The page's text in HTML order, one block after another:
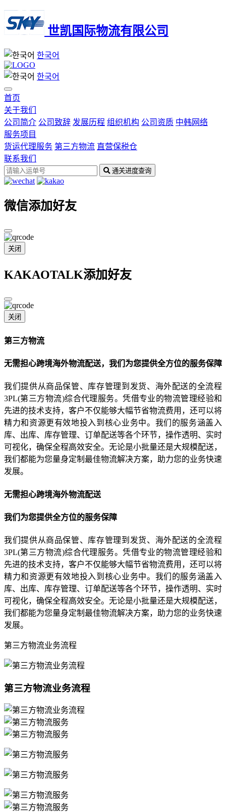
世凯国际物流有限公司
한국어
한국어
首页
关于我们
公司简介 公司致辞 发展历程 组织机构 公司资质 中韩网络
服务项目
货运代理服务 第三方物流 直营保税仓
联系我们
通关进度查询
微信添加好友
关闭
KAKAOTALK添加好友
关闭
第三方物流
无需担心跨境海外物流配送，我们为您提供全方位的服务保障
我们提供从商品保管、库存管理到发货、海外配送的全流程
3PL(第三方物流)综合代理服务。凭借专业的物流管理经验和
先进的技术支持，客户不仅能够大幅节省物流费用，还可以将
精力和资源更有效地投入到核心业务中。我们的服务涵盖入
库、出库、库存管理、订单配送等各个环节，操作透明、实时
可视化，确保全程高效安全。无论是小批量还是大规模配送，
我们都能为您量身定制最佳物流解决方案，助力您的业务快速
发展。
无需担心跨境海外物流配送
我们为您提供全方位的服务保障
我们提供从商品保管、库存管理到发货、海外配送的全流程
3PL(第三方物流)综合代理服务。凭借专业的物流管理经验和
先进的技术支持，客户不仅能够大幅节省物流费用，还可以将
精力和资源更有效地投入到核心业务中。我们的服务涵盖入
库、出库、库存管理、订单配送等各个环节，操作透明、实时
可视化，确保全程高效安全。无论是小批量还是大规模配送，
我们都能为您量身定制最佳物流解决方案，助力您的业务快速
发展。
第三方物流业务流程
第三方物流业务流程